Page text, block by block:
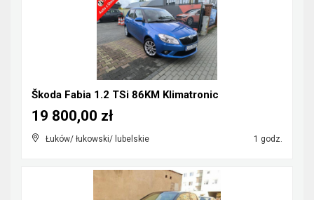
Škoda Fabia 1.2 TSi 86KM Klimatronic
Łuków/ łukowski/ lubelskie 1 godz.
19 800,00 zł